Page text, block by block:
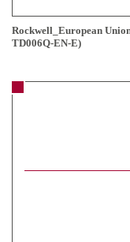
Rockwell_European
TD006Q-EN-E)